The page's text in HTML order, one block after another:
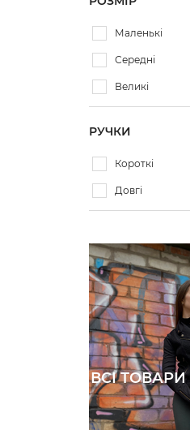
Маленькі
Середні
Великі
РУЧКИ
Короткі
Довгі
ВСІ